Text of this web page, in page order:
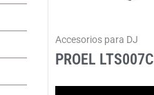
Accesorios para DJ
PROEL LTS007C